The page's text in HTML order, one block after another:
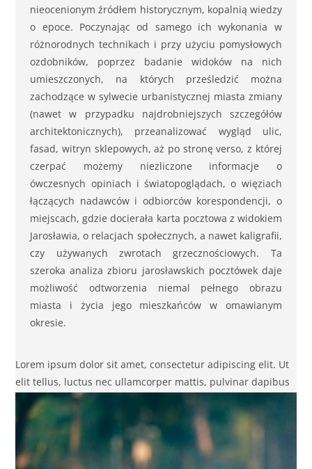
nieocenionym źródłem historycznym, kopalnią wiedzy
o epoce. Poczynając od samego ich wykonania w
różnorodnych technikach i przy użyciu pomysłowych
ozdobników, poprzez badanie widoków na nich
umieszczonych, na których prześledzić można
zachodzące w sylwecie urbanistycznej miasta zmiany
(nawet w przypadku najdrobniejszych szczegółów
architektonicznych), przeanalizować wygląd ulic,
fasad, witryn sklepowych, aż po stronę verso, z której
czerpać możemy niezliczone informacje o
ówczesnych opiniach i światopoglądach, o więziach
łączących nadawców i odbiorców korespondencji, o
miejscach, gdzie docierała karta pocztowa z widokiem
Jarosławia, o relacjach społecznych, a nawet kaligrafii,
czy używanych zwrotach grzecznościowych. Ta
szeroka analiza zbioru jarosławskich pocztówek daje
możliwość odtworzenia niemal pełnego obrazu
miasta i życia jego mieszkańców w omawianym
okresie.
Lorem ipsum dolor sit amet, consectetur adipiscing elit. Ut
elit tellus, luctus nec ullamcorper mattis, pulvinar dapibus
leo.